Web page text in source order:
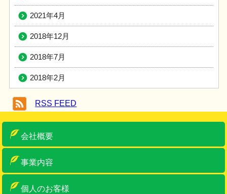
2021年4月
2018年12月
2018年7月
2018年2月
RSS FEED
会社概要
ご挨拶
概要
アクセス
車両・設備紹介
許可一覧
事業内容
産業廃棄物収集運搬
産業廃棄物中間処理・リサイクル
ゼロ・エミッションへの取り組み
特別管理産業廃棄物収集運搬
事務系一般産廃物
古物商・金属くず類回収業
リサイクルボックス
個人のお客様